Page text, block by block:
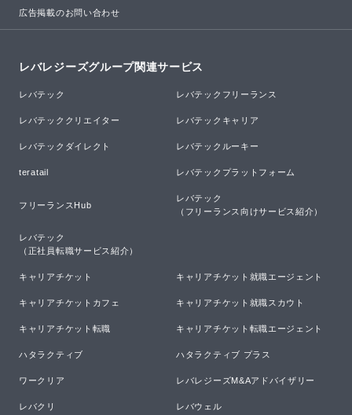
広告掲載のお問い合わせ
レバレジーズグループ関連サービス
レバテック レバテックフリーランス
レバテッククリエイター レバテックキャリア
レバテックダイレクト レバテックルーキー
teratail レバテックプラットフォーム
フリーランスHub
レバテック
（フリーランス向けサービス紹介）
レバテック
（正社員転職サービス紹介）
キャリアチケット キャリアチケット就職エージェント
キャリアチケットカフェ キャリアチケット就職スカウト
キャリアチケット転職 キャリアチケット転職エージェント
ハタラクティブ ハタラクティブ プラス
ワークリア レバレジーズM&Aアドバイザリー
レバクリ レバウェル